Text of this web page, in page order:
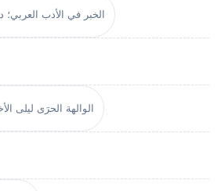
الخبر في الأدب العربي؛
الوالهة الحرَى ليلى